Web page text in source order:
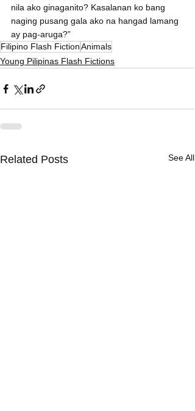
nila ako ginaganito? Kasalanan ko bang
naging pusang gala ako na hangad lamang
ay pag-aruga?”
Filipino Flash FictionAnimals
Young Pilipinas Flash Fictions
Related Posts See All